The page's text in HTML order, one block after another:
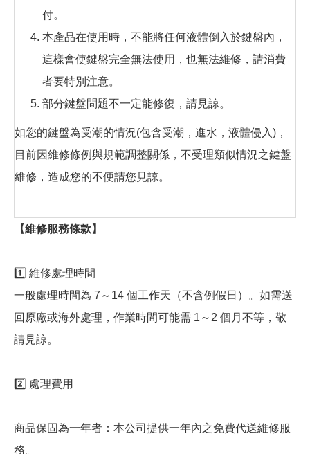
付。
本產品在使用時，不能將任何液體倒入於鍵盤內，
這樣會使鍵盤完全無法使用，也無法維修，請消費
者要特別注意。
​部分鍵盤問題不一定能修復，請見諒。
如您的鍵盤為受潮的情況(包含受潮，進水，液體侵入)，
目前因維修條例與規範調整關係，不受理類似情況之鍵盤
維修，造成您的不便請您見諒。
【維修服務條款】
1️⃣ 維修處理時間
一般處理時間為 7～14 個工作天（不含例假日）。如需送
回原廠或海外處理，作業時間可能需 1～2 個月不等，敬
請見諒。
2️⃣ 處理費用
商品保固為一年者：本公司提供一年內之免費代送維修服
務。